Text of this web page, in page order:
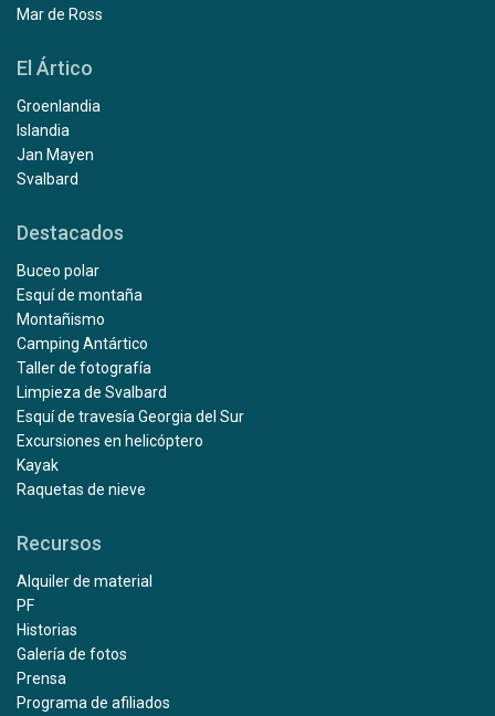
Mar de Ross
El Ártico
Groenlandia
Islandia
Jan Mayen
Svalbard
Destacados
Buceo polar
Esquí de montaña
Montañismo
Camping Antártico
Taller de fotografía
Limpieza de Svalbard
Esquí de travesía Georgia del Sur
Excursiones en helicóptero
Kayak
Raquetas de nieve
Recursos
Alquiler de material
PF
Historias
Galería de fotos
Prensa
Programa de afiliados